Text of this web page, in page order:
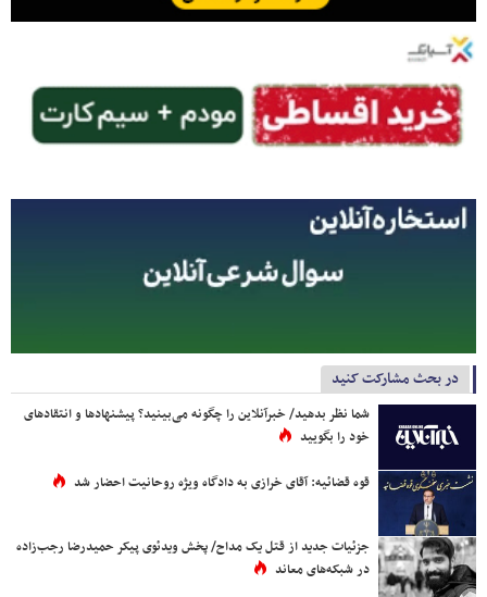
در بحث مشارکت کنید
شما نظر بدهید/ خبرآنلاین را چگونه می‌بینید؟ پیشنهادها و انتقادهای
خود را بگویید
قوه قضائیه: آقای خرازی به دادگاه ویژه روحانیت احضار شد
جزئیات جدید از قتل یک مداح/ پخش ویدئوی پیکر حمیدرضا رجب‌زاده
در شبکه‌های معاند